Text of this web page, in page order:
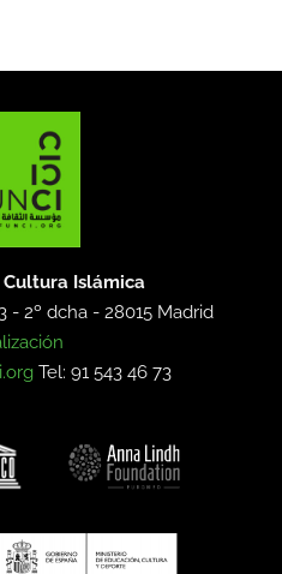
Islámica
- 2º dcha -28015 Madrid
Tel: 91 543 46 73